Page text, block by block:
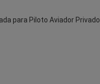
para Piloto Aviador Privado